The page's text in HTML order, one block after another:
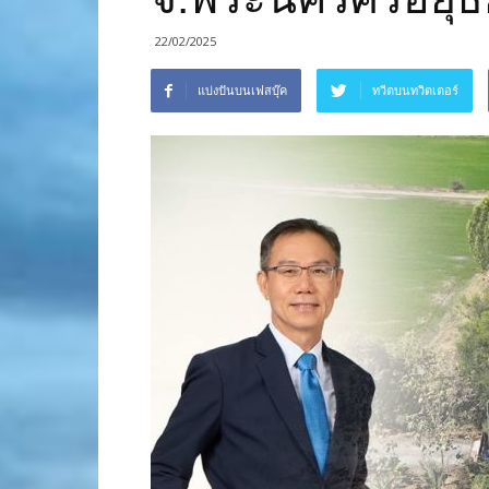
22/02/2025
แบ่งปันบนเฟสบุ๊ค ทวีตบนทวิตเตอร์